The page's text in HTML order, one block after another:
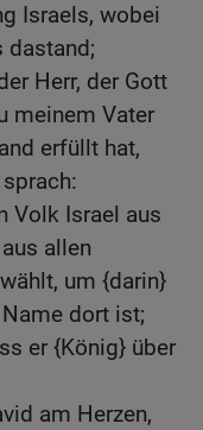
Israels, wobei
dastand;
Herr, der Gott
meinem Vater
erfüllt hat,
Volk Israel aus
allen
um {darin}
dort ist;
er {König} über
am Herzen,